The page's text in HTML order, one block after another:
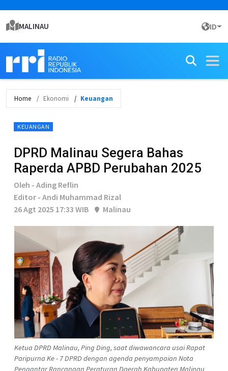
MALINAU ID
Home Ekonomi Keuangan
KEUANGAN
DPRD Malinau Segera Bahas
Raperda APBD Perubahan 2025
Oleh - Ading Reflin
Editor - Andi Muhammad Rizal
26 Agt 2025 17:33 WIB
Malinau
Ketua DPRD Malinau, Ping Ding, saat diwawancara usai Rapat
Paripurna Ke - 7 DPRD dengan agenda penyampaian Nota
Pengantar Rancangan Peraturan Daerah Kabupaten Malinau